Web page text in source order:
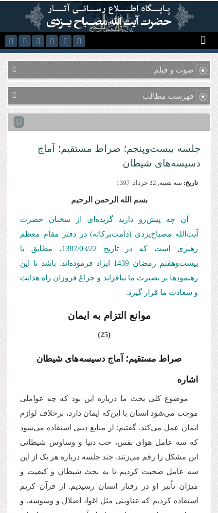
رفتن به محتوای اصلی
صوت و فیلم
فهرست مطالب
جلسه بیست‌وپنجم؛ صراط مستقیم؛ آماج
دسیسه‌های شیطان
تاریخ: سه شنبه, 22 خرداد, 1397
بسم الله الرحمن الرحیم
آن چه پیش‌رو دارید گزیده‌ای از سخنان حضرت
آیت‌الله مصباح‌یزدی (دامت‌بركاته) در دفتر مقام معظم
رهبری است كه در تاریخ 1397/03/ 22
، مطابق با
بیست‌وهفتم رمضان 1439 ایراد فرموده‌اند. باشد تا این
رهنمودها بر بصیرت ما بیافزاید و چراغ فروزان راه هدایت
و سعادت ما قرار گیرد.
موانع التزام به ایمان
(25)
صراط مستقیم؛ آماج دسیسه‌های شیطان
اشاره
موضوع کلی بحث ما درباره این بود که چه عواملی
موجب می‌شود انسان با این‌که ایمان دارد، برخلاف لوازم
ایمان عمل می‌کند. گفتیم: از منابع دینی استفاده می‌شود
که سه عامل هوای نفس، حب دنیا و وساوس شیطانی
این مشکل را رقم می‌زنند. چند جلسه درباره هر یک از این
سه عامل صحبت کردیم تا به بحث شیطان و کیفیت و
میزان تأثیر او در رفتار انسان رسیدیم. از قرآن کریم
استفاده کردیم که عناوینی مثل اغوا، اضلال و وسوسه، و